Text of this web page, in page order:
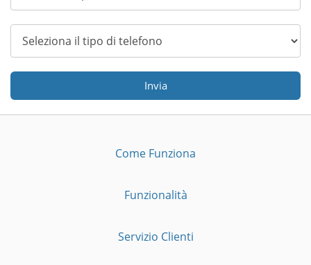
Invia
Come Funziona
Funzionalità
Servizio Clienti